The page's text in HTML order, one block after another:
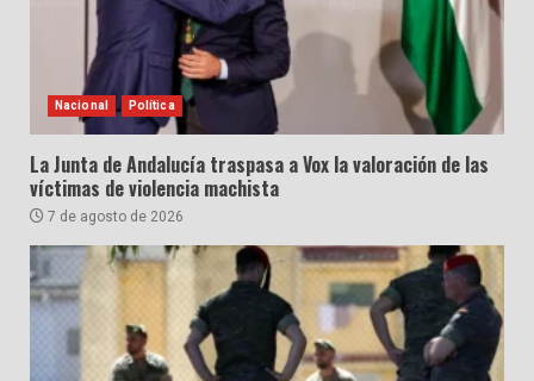
Nacional Política
La Junta de Andalucía traspasa a Vox la valoración de las
víctimas de violencia machista
7 de agosto de 2026